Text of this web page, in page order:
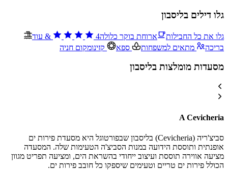
גלו דילים בליסבון
גלו את כל החבילות ארוחת בוקר כלולה4
& עוד
בריכה
מתאים למשפחות ספא קזינומקום חניה
מסעדות מומלצות בליסבון
A Cevicheria
סביצ'ריה (Cevicheria) בליסבון שבפורטוגל היא מסעדת פירות ים
אופנתית ותוססת הידועה במנות הסביצ'ה הטעימות שלה. המסעדה
מציעה אווירה תוססת ועיצוב ייחודי בהשראת הים, ומציעה תפריט מגוון
הכולל פירות ים טריים וטעימים שיספקו כל חובב פירות ים.